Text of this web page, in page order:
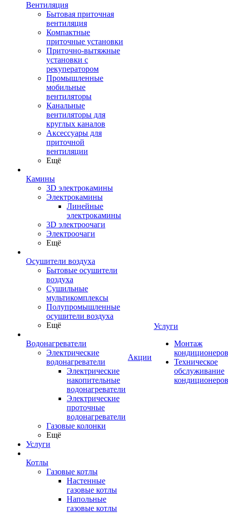
Вентиляция
Бытовая приточная
вентиляция
Компактные
приточные установки
Приточно-вытяжные
установки с
рекуператором
Промышленные
мобильные
вентиляторы
Канальные
вентиляторы для
круглых каналов
Аксессуары для
приточной
вентиляции
Ещё
Камины
3D электрокамины
Электрокамины
Линейные
электрокамины
3D электроочаги
Электроочаги
Ещё
Осушители воздуха
Бытовые осушители
воздуха
Сушильные
мультикомплексы
Полупромышленные
осушители воздуха
Ещё
Водонагреватели
Электрические
водонагреватели
Электрические
накопительные
водонагреватели
Электрические
проточные
водонагреватели
Газовые колонки
Ещё
Услуги
Котлы
Газовые котлы
Настенные
газовые котлы
Напольные
газовые котлы
Акции
Услуги
Монтаж
кондиционеров
Техническое
обслуживание
кондиционеров